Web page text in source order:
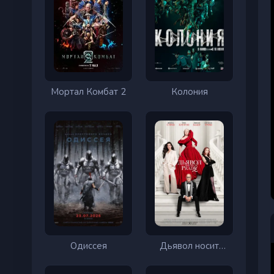
Мортал Комбат 2 Колония
Одиссея
Дьявол носит